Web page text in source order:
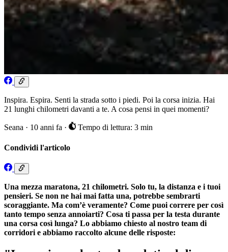
Inspira. Espira. Senti la strada sotto i piedi. Poi la corsa inizia. Hai
21 lunghi chilometri davanti a te. A cosa pensi in quei momenti?
Seana · 10 anni fa · Tempo di lettura: 3 min
Condividi l'articolo
Una mezza maratona, 21 chilometri. Solo tu, la distanza e i tuoi
pensieri. Se non ne hai mai fatta una, potrebbe sembrarti
scoraggiante. Ma com’è veramente? Come puoi correre per così
tanto tempo senza annoiarti? Cosa ti passa per la testa durante
una corsa così lunga? Lo abbiamo chiesto al nostro team di
corridori e abbiamo raccolto alcune delle risposte: